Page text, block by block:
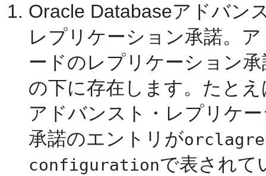
Oracle Databaseアドバン
レプリケーション承諾。
ードのレプリケーション
の下に存在します。たとえ
アドバンスト・レプリケ
承諾のエントリが
configurationで表されて